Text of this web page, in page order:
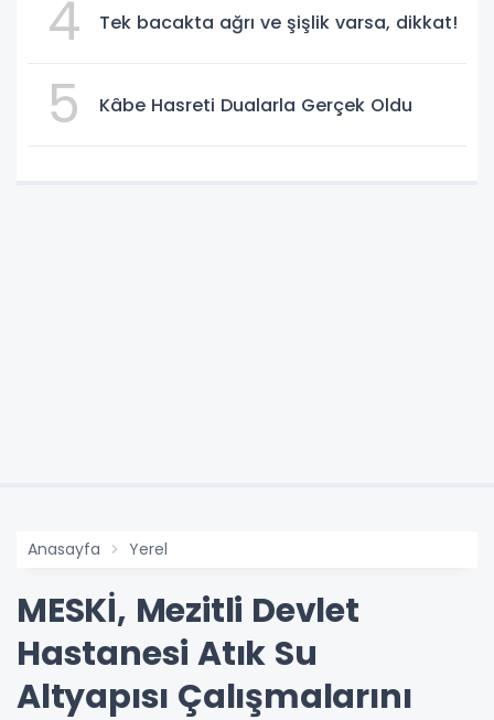
4 Tek bacakta ağrı ve şişlik varsa, dikkat!
5 Kâbe Hasreti Dualarla Gerçek Oldu
Anasayfa Yerel
MESKİ, Mezitli Devlet
Hastanesi Atık Su
Altyapısı Çalışmalarını